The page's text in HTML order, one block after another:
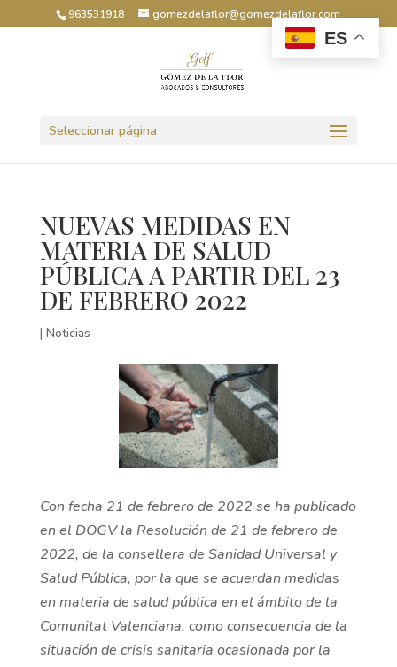
963531918 gomezdelaflor@gomezdelaflor.com
Seleccionar página
NUEVAS MEDIDAS EN
MATERIA DE SALUD
PÚBLICA A PARTIR DEL 23
DE FEBRERO 2022
| Noticias
Con fecha 21 de febrero de 2022 se ha publicado
en el DOGV la Resolución de 21 de febrero de
2022, de la consellera de Sanidad Universal y
Salud Pública, por la que se acuerdan medidas
en materia de salud pública en el ámbito de la
Comunitat Valenciana, como consecuencia de la
situación de crisis sanitaria ocasionada por la
ES